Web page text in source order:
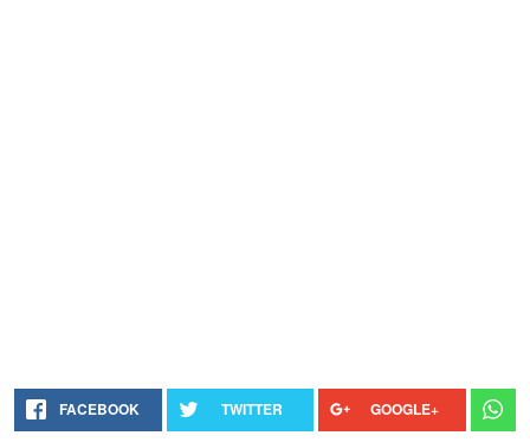
FACEBOOK TWITTER GOOGLE+